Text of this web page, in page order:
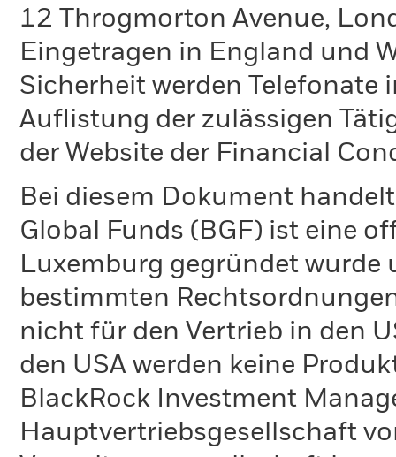
12 Throgmorton Avenue,
Eingetragen in England und
Sicherheit werden Telefonate
Auflistung der zulässigen
der Website der Financial
Bei diesem Dokument
Global Funds (BGF) ist eine
Luxemburg gegründet
bestimmten
nicht für den Vertrieb in den
den USA werden keine
BlackRock Investment
Hauptvertriebsgesellschaft